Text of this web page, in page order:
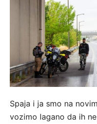
Spaja i ja smo na
vozimo lagano da ih